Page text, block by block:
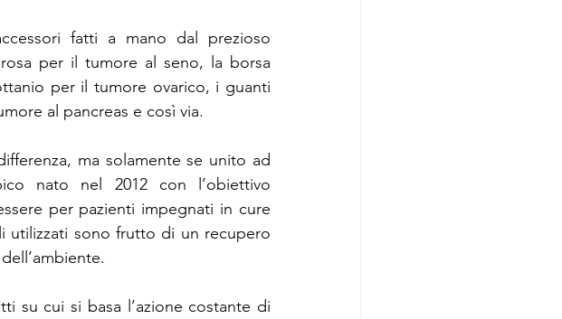
fatti a mano dal prezioso
per il tumore al seno, la borsa
per il tumore ovarico, i guanti
al pancreas e così via.
ma solamente se unito ad
nato nel 2012 con l’obiettivo
per pazienti impegnati in cure
utilizzati sono frutto di un recupero
su cui si basa l’azione costante di